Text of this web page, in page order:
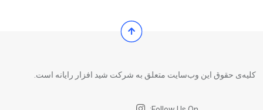
کلیه‌ی حقوق این وب‌سایت متعلق به شرکت شید افزار رایانه است.